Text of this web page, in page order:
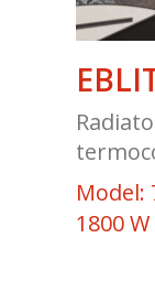
Model:
1800 W